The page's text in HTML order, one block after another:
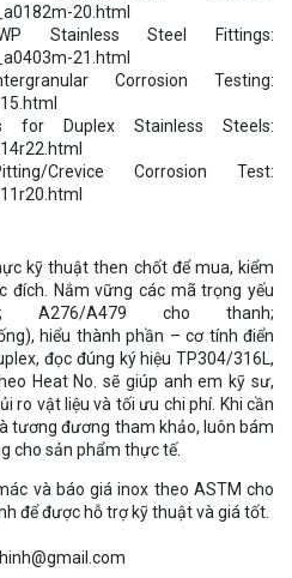
20.html
Stainless Steel Fittings:
21.html
Corrosion Testing:
Duplex Stainless Steels:
Crevice Corrosion Test:
kỹ thuật then chốt để mua, kiểm
đích. Nắm vững các mã trọng yếu
A276/A479 cho thanh;
hiểu thành phần – cơ tính điển
đọc đúng ký hiệu TP304/316L,
Heat No. sẽ giúp anh em kỹ sư,
ro vật liệu và tối ưu chi phí. Khi cần
tương đương tham khảo, luôn bám
cho sản phẩm thực tế.
và báo giá inox theo ASTM cho
để được hỗ trợ kỹ thuật và giá tốt.